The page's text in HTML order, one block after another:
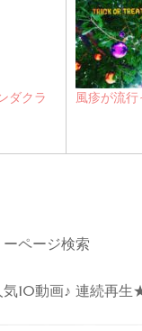
ダクラ
風疹が流
ページ検索
10動画♪ 連続再生